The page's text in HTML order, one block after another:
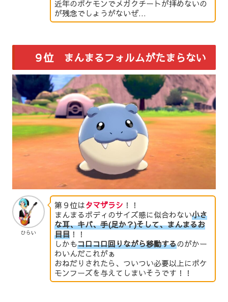
近年のポケモンでメガクチートが拝めないの
が残念でしょうがないぜ…
９位 まんまるフォルムがたまらない
ひらい
第９位はタマザラシ ！！
まんまるボディのサイズ感に似合わない小さ
な耳、キバ、手(足か？)そして、まんまるお
目目 ！！
しかもコロコロ回りながら移動するのがかー
わいんだこれがぁ
おねだりされたら、ついつい必要以上にポケ
モンフーズを与えてしまいそうです！！